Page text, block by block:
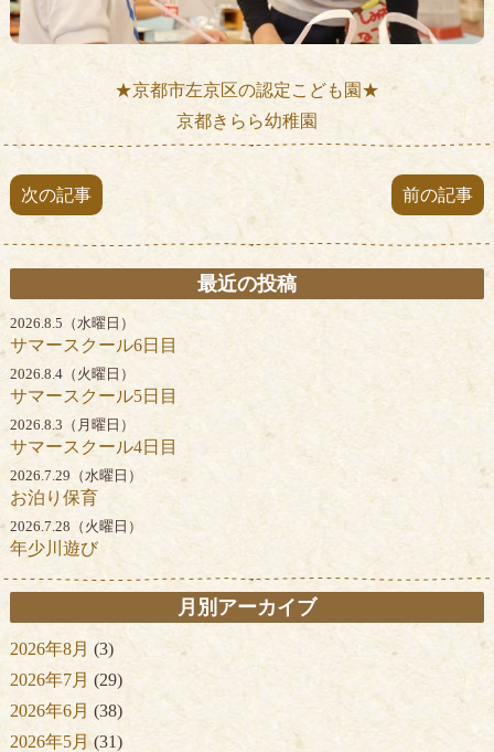
★京都市左京区の認定こども園★
京都きらら幼稚園
次の記事 前の記事
最近の投稿
2026.8.5（水曜日）
サマースクール6日目
2026.8.4（火曜日）
サマースクール5日目
2026.8.3（月曜日）
サマースクール4日目
2026.7.29（水曜日）
お泊り保育
2026.7.28（火曜日）
年少川遊び
月別アーカイブ
2026年8月 (3)
2026年7月 (29)
2026年6月 (38)
2026年5月 (31)